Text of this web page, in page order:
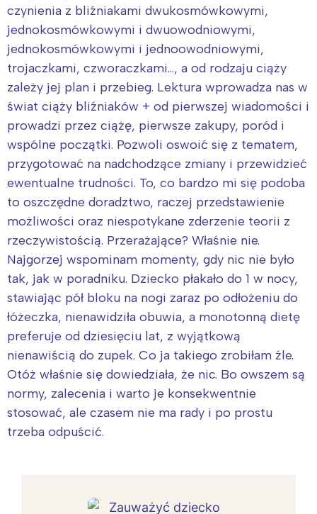
czynienia z bliźniakami dwukosmówkowymi,
jednokosmówkowymi i dwuowodniowymi,
jednokosmówkowymi i jednoowodniowymi,
trojaczkami, czworaczkami…, a od rodzaju ciąży
zależy jej plan i przebieg. Lektura wprowadza nas w
świat ciąży bliźniaków + od pierwszej wiadomości i
prowadzi przez ciążę, pierwsze zakupy, poród i
wspólne początki. Pozwoli oswoić się z tematem,
przygotować na nadchodzące zmiany i przewidzieć
ewentualne trudności. To, co bardzo mi się podoba
to oszczędne doradztwo, raczej przedstawienie
możliwości oraz niespotykane zderzenie teorii z
rzeczywistością. Przerażające? Właśnie nie.
Najgorzej wspominam momenty, gdy nic nie było
tak, jak w poradniku. Dziecko płakało do 1 w nocy,
stawiając pół bloku na nogi zaraz po odłożeniu do
łóżeczka, nienawidziła obuwia, a monotonną dietę
preferuje od dziesięciu lat, z wyjątkową
nienawiścią do zupek. Co ja takiego zrobiłam źle.
Otóż właśnie się dowiedziała, że nic. Bo owszem są
normy, zalecenia i warto je konsekwentnie
stosować, ale czasem nie ma rady i po prostu
trzeba odpuścić.